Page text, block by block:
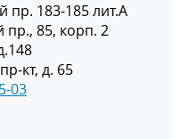
пр. 183-185 лит.А
пр., 85, корп. 2
кт, д. 65
03